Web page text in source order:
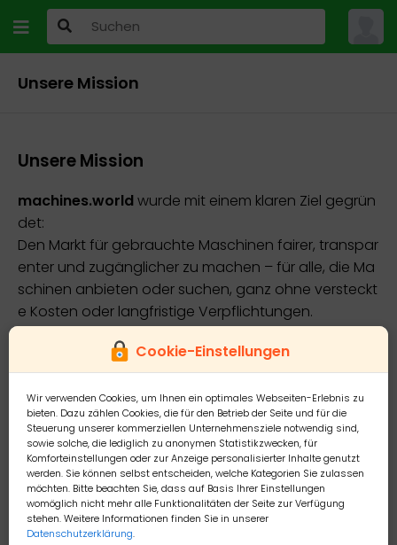
Cookie-Einstellungen
Wir verwenden Cookies, um Ihnen ein optimales Webseiten-Erlebnis zu
bieten. Dazu zählen Cookies, die für den Betrieb der Seite und für die
Steuerung unserer kommerziellen Unternehmensziele notwendig sind,
sowie solche, die lediglich zu anonymen Statistikzwecken, für
Komforteinstellungen oder zur Anzeige personalisierter Inhalte genutzt
werden. Sie können selbst entscheiden, welche Kategorien Sie zulassen
möchten. Bitte beachten Sie, dass auf Basis Ihrer Einstellungen
womöglich nicht mehr alle Funktionalitäten der Seite zur Verfügung
stehen. Weitere Informationen finden Sie in unserer
Datenschutzerklärung.
Unsere Mission
Unsere Mission
machines.world wurde mit einem klaren Ziel gegrün
det:
Den Markt für gebrauchte Maschinen fairer, transpar
enter und zugänglicher zu machen – für alle, die Ma
schinen anbieten oder suchen, ganz ohne versteckt
e Kosten oder langfristige Verpflichtungen.
sein kann, wenn einfache Inserate auf sogenannten
„großen Plattformen“ mit hohen Gebühren und und
urchsichtigen Vertragsmodellen verbunden sind. Au
ch wir haben als Anbieter erlebt, wie schnell aus eine
m einzigen Inserat monatliche Kosten von bis zu 50
0 € entstehen – abgerechnet im Jahresrhythmus un
d ohne echten Mehrwert.
Deshalb haben wir machines.world gegründet.
Eine Plattform, die bewusst einen anderen Weg geh